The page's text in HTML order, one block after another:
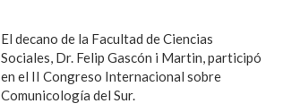
El decano de la Facultad de Ciencias
Sociales, Dr. Felip Gascón i Martin, participó
en el II Congreso Internacional sobre
Comunicología del Sur.